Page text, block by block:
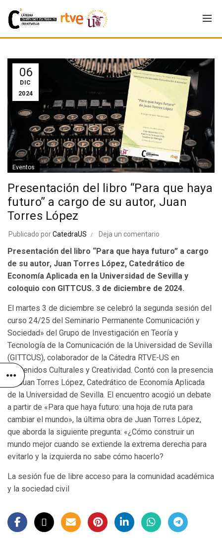
06
DIC
2024
Eventos
Presentación del libro “Para que haya
futuro” a cargo de su autor, Juan
Torres López
Publicado porCatedraUS Deja un comentario
Presentación del libro “Para que haya futuro” a cargo
de su autor, Juan Torres López, Catedrático de
Economía Aplicada en la Universidad de Sevilla y
coloquio con GITTCUS. 3 de diciembre de 2024.
El martes 3 de diciembre se celebró la segunda sesión del
curso 24/25 del Seminario Permanente Comunicación y
Sociedad» del Grupo de Investigación en Teoría y
Tecnología de la Comunicación de la Universidad de Sevilla
(GITTCUS), colaborador de la Cátedra RTVE-US en
Contenidos Culturales y Creatividad. Contó con la presencia
de Juan Torres López, Catedrático de Economía Aplicada
de la Universidad de Sevilla. El encuentro acogió un debate
a partir de «Para que haya futuro: una hoja de ruta para
cambiar el mundo», la última obra de Juan Torres López,
que aborda la siguiente pregunta: «¿Cómo construir un
mundo mejor cuando se extiende la extrema derecha para
evitarlo y la izquierda no sabe cómo hacerlo?
La sesión fue de libre acceso para la comunidad académica
y la sociedad civil